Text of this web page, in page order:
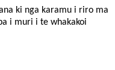
ki nga karamu i riro ma
i muri i te whakakoi